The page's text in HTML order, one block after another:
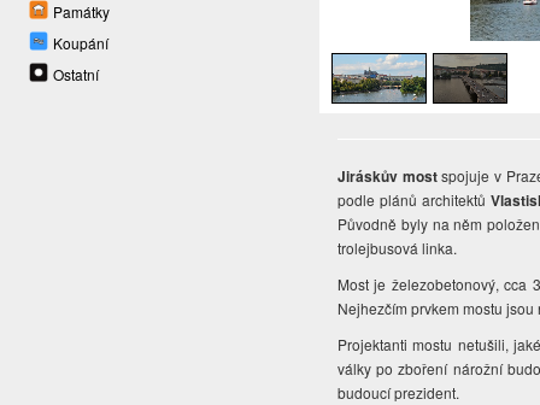
Památky
Koupání
Ostatní
Jiráskův mostspojuje v
podle plánů architektů
Původně byly na něm
trolejbusová linka.
Most je železobetonový, cca
Nejhezčím prvkem mostu
Projektanti mostu netušili,
války po zboření nárožní
budoucí prezident.